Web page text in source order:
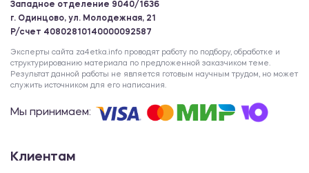
Западное отделение 9040/1636
г. Одинцово, ул. Молодежная, 21
Р/счет 40802810140000092587
Эксперты сайта za4etka.info проводят работу по подбору, обработке и
структурированию материала по предложенной заказчиком теме.
Результат данной работы не является готовым научным трудом, но может
служить источником для его написания.
Мы принимаем:
Клиентам